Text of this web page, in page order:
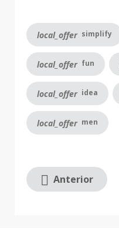
local_offer simplify
local_offer fun
local_offer idea
local_offer men
Anterior